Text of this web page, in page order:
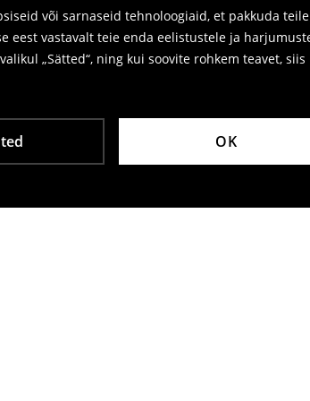
või sarnaseid tehnoloogiaid, et pakkuda
eest vastavalt teie enda eelistustele ja
„Sätted“, ning kui soovite rohkem teavet, siis
OK